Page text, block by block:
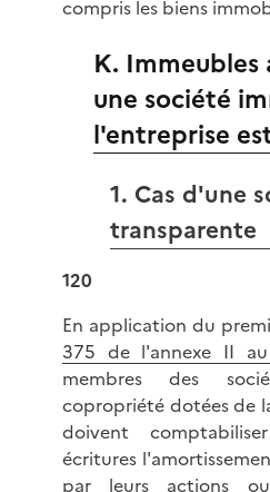
compris les biens
K.
une société
l'entreprise
1. Cas d'une
transparente
120
En application du
375 de l'annexe II
membres des
copropriété dotées de
doivent
écritures
par leurs actions